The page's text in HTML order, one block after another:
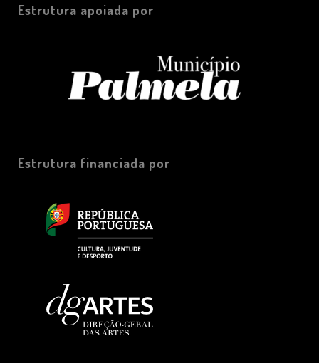
Estrutura apoiada por
Estrutura financiada por